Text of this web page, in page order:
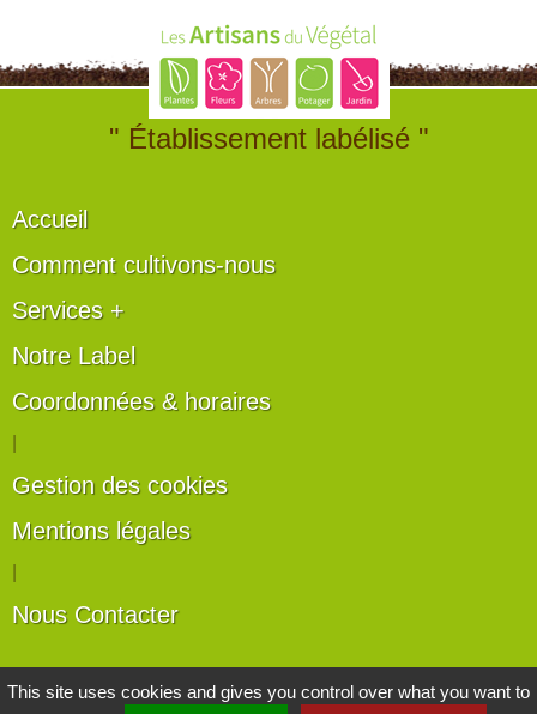
" Établissement labélisé "
Accueil
Comment cultivons-nous
Services +
Notre Label
Coordonnées & horaires
Gestion des cookies
Mentions légales
Nous Contacter
Les artisans du végétal
This site uses cookies and gives you control over what you want to